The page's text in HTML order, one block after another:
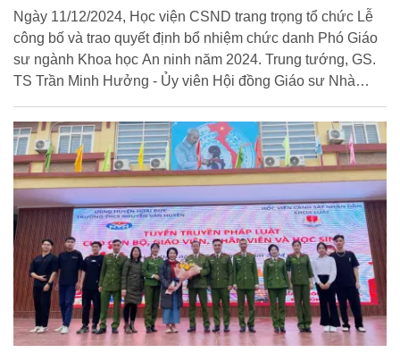
Ngày 11/12/2024, Học viện CSND trang trọng tổ chức Lễ
công bố và trao quyết định bổ nhiệm chức danh Phó Giáo
sư ngành Khoa học An ninh năm 2024. Trung tướng, GS.
TS Trần Minh Hưởng - Ủy viên Hội đồng Giáo sư Nhà
nước, Chủ tịch Hội đồng Giáo sư ngành Khoa học An
ninh, Giám đốc Học viện CSND dự và chủ trì buổi lễ.